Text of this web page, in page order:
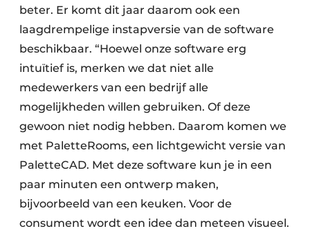
beter. Er komt dit jaar daarom ook een
laagdrempelige instapversie van de software
beschikbaar. “Hoewel onze software erg
intuïtief is, merken we dat niet alle
medewerkers van een bedrijf alle
mogelijkheden willen gebruiken. Of deze
gewoon niet nodig hebben. Daarom komen we
met PaletteRooms, een lichtgewicht versie van
PaletteCAD. Met deze software kun je in een
paar minuten een ontwerp maken,
bijvoorbeeld van een keuken. Voor de
consument wordt een idee dan meteen visueel.